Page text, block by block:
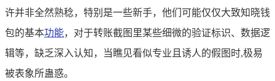
许并非全然熟稔，特别是一些新手，他们可能仅仅大致知晓钱
包的基本功能，对于转账截图里某些细微的验证标识、数据逻
辑等，缺乏深入认知，当瞧见看似专业且诱人的假图时,极易
被表象所蛊惑。